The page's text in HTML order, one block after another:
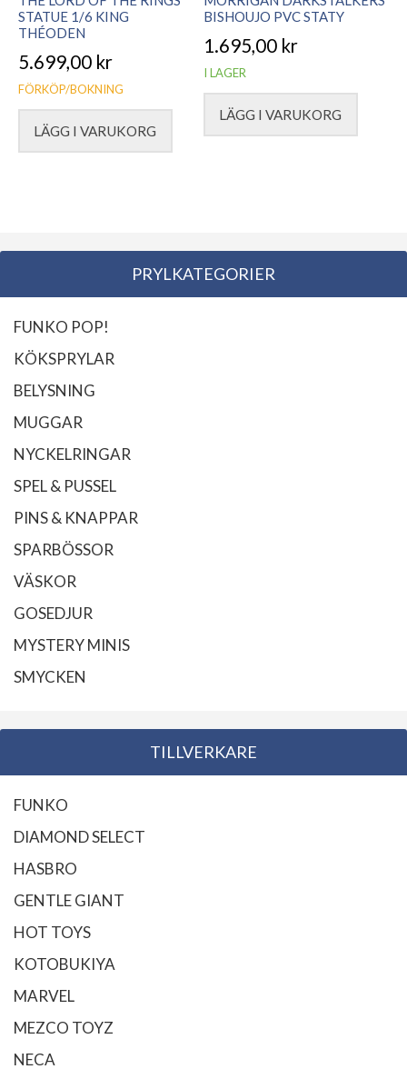
STATUE 1/6 KING
THÉODEN
5.699,00 kr
FÖRKÖP/BOKNING
LÄGG I VARUKORG
BISHOUJO PVC STATY
1.695,00 kr
I LAGER
LÄGG I VARUKORG
PRYLKATEGORIER
FUNKO POP!
KÖKSPRYLAR
BELYSNING
MUGGAR
NYCKELRINGAR
SPEL & PUSSEL
PINS & KNAPPAR
SPARBÖSSOR
VÄSKOR
GOSEDJUR
MYSTERY MINIS
SMYCKEN
TILLVERKARE
FUNKO
DIAMOND SELECT
HASBRO
GENTLE GIANT
HOT TOYS
KOTOBUKIYA
MARVEL
MEZCO TOYZ
NECA